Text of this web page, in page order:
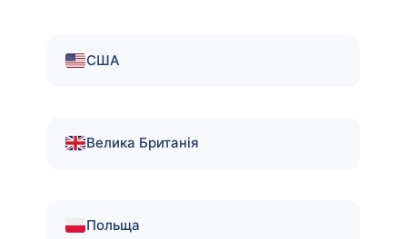
США
Велика Британія
Польща